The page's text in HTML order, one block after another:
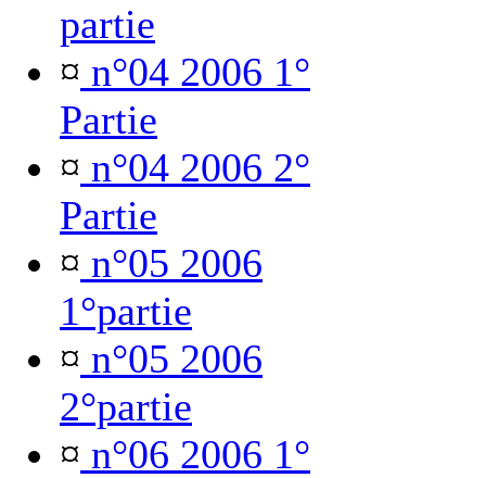
partie
¤ n°04 2006 1°
Partie
¤ n°04 2006 2°
Partie
¤ n°05 2006
1°partie
¤ n°05 2006
2°partie
¤ n°06 2006 1°